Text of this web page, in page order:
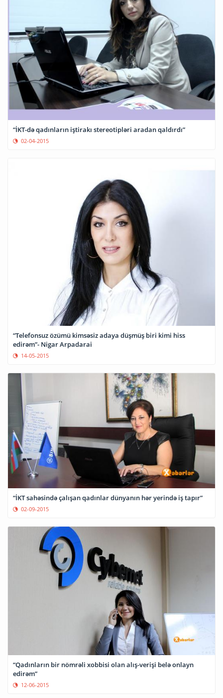
“İKT-də qadınların iştirakı stereotipləri aradan qaldırdı”
02-04-2015
“Telefonsuz özümü kimsəsiz adaya düşmüş biri kimi hiss
edirəm”- Nigar Arpadarai
14-05-2015
“İKT sahəsində çalışan qadınlar dünyanın hər yerində iş tapır”
02-09-2015
“Qadınların bir nömrəli xobbisi olan alış-verişi belə onlayn
edirəm”
12-06-2015